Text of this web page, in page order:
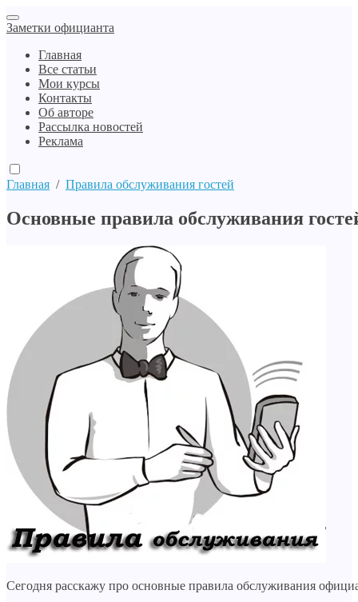
Заметки официанта
Главная
Все статьи
Мои курсы
Контакты
Об авторе
Рассылка новостей
Реклама
Главная / Правила обслуживания гостей
Основные правила обслуживания
Сегодня расскажу про основные правила обслуживания